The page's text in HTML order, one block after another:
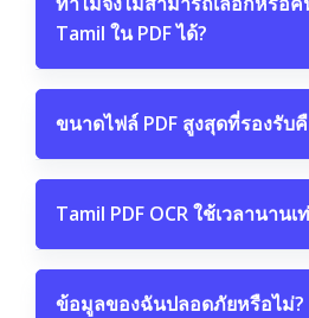
Tamil ใน PDF ได้?
ขนาดไฟล์ PDF สูงสุดที่รองรับคื
Tamil PDF OCR ใช้เวลานานเ
ข้อมูลของฉันปลอดภัยหรือไม่?